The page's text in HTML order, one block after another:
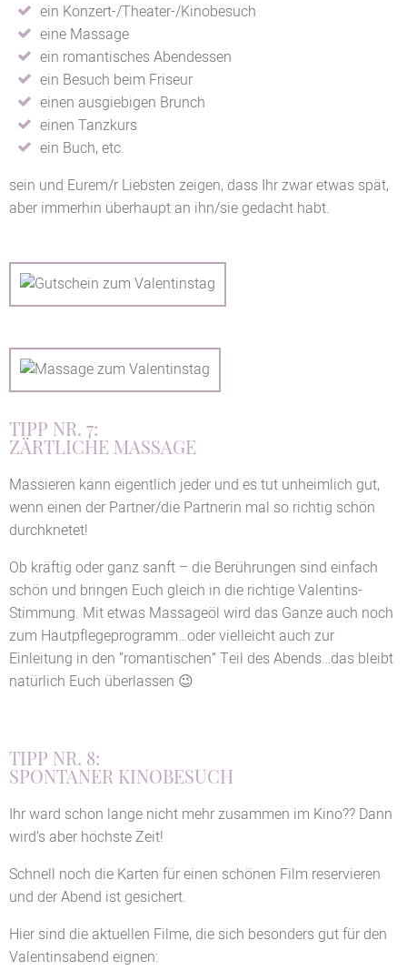
ein Konzert-/Theater-/Kinobesuch
eine Massage
ein romantisches Abendessen
ein Besuch beim Friseur
einen ausgiebigen Brunch
einen Tanzkurs
ein Buch, etc.
sein und Eurem/r Liebsten zeigen, dass Ihr zwar etwas spät,
aber immerhin überhaupt an ihn/sie gedacht habt.
TIPP NR. 7:
ZÄRTLICHE MASSAGE
Massieren kann eigentlich jeder und es tut unheimlich gut,
wenn einen der Partner/die Partnerin mal so richtig schön
durchknetet!
Ob kräftig oder ganz sanft – die Berührungen sind einfach
schön und bringen Euch gleich in die richtige Valentins-
Stimmung. Mit etwas Massageöl wird das Ganze auch noch
zum Hautpflegeprogramm…oder vielleicht auch zur
Einleitung in den “romantischen” Teil des Abends…das bleibt
natürlich Euch überlassen 😉
TIPP NR. 8:
SPONTANER KINOBESUCH
Ihr ward schon lange nicht mehr zusammen im Kino?? Dann
wird’s aber höchste Zeit!
Schnell noch die Karten für einen schönen Film reservieren
und der Abend ist gesichert.
Hier sind die aktuellen Filme, die sich besonders gut für den
Valentinsabend eignen: